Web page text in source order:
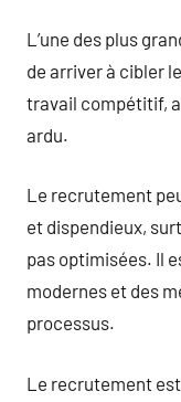
L’une des plus
de arriver à cibler
travail compétitif,
ardu.
Le recrutement
et dispendieux,
pas optimisées. Il
modernes et des
processus.
Le recrutement